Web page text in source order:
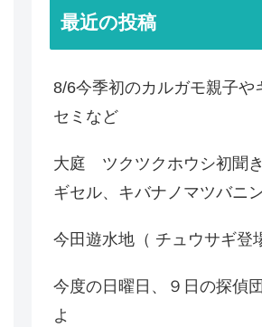
最近の投稿
8/6今季初のカルガモ親子や
セミなど
大庭 ツクツクホウシ初聞
ギセル、キバナノマツバニ
今田遊水地（ チュウサギ登
今度の日曜日、９日の探偵
よ